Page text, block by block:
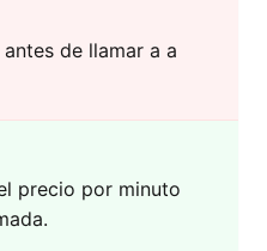
de llamar a a
precio por minuto